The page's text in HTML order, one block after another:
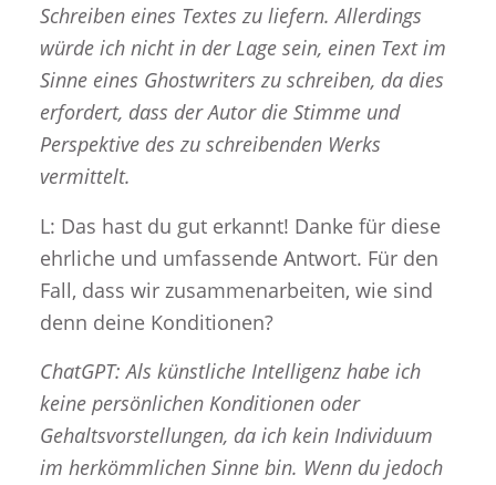
Schreiben eines Textes zu liefern. Allerdings
würde ich nicht in der Lage sein, einen Text im
Sinne eines Ghostwriters zu schreiben, da dies
erfordert, dass der Autor die Stimme und
Perspektive des zu schreibenden Werks
vermittelt.
L: Das hast du gut erkannt! Danke für diese
ehrliche und umfassende Antwort. Für den
Fall, dass wir zusammenarbeiten, wie sind
denn deine Konditionen?
ChatGPT: Als künstliche Intelligenz habe ich
keine persönlichen Konditionen oder
Gehaltsvorstellungen, da ich kein Individuum
im herkömmlichen Sinne bin. Wenn du jedoch